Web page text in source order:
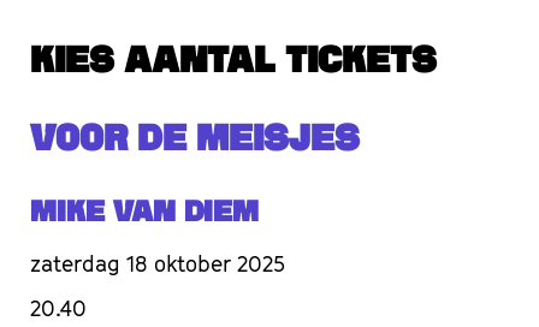
KIES AANTAL TICKETS
VOOR DE MEISJES
Mike van Diem
zaterdag 18 oktober 2025
20.40